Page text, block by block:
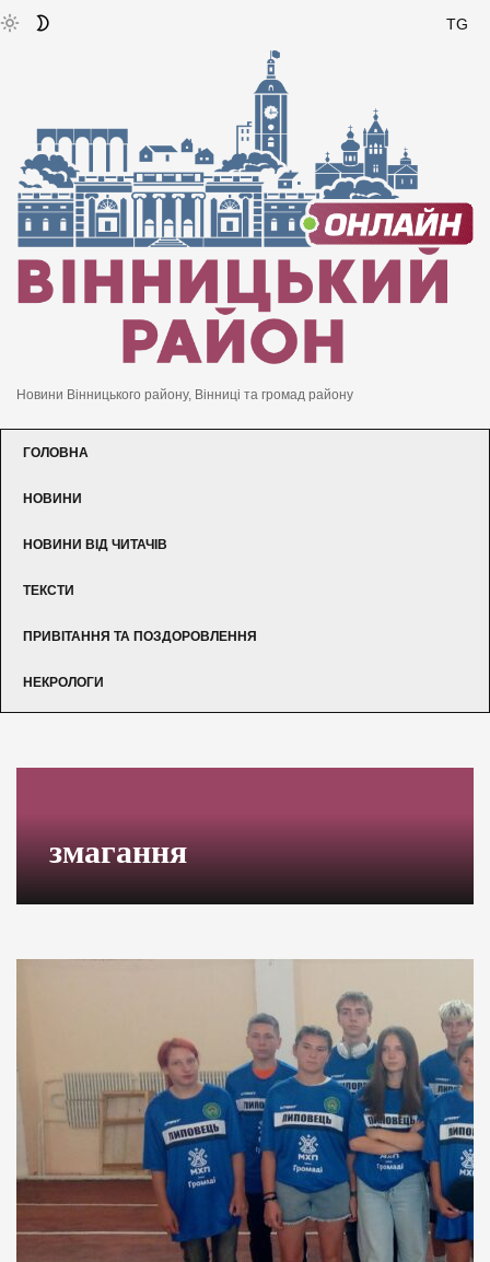
TG
Новини Вінницького району, Вінниці та громад району
ГОЛОВНА
НОВИНИ
НОВИНИ ВІД ЧИТАЧІВ
ТЕКСТИ
ПРИВІТАННЯ ТА ПОЗДОРОВЛЕННЯ
НЕКРОЛОГИ
змагання